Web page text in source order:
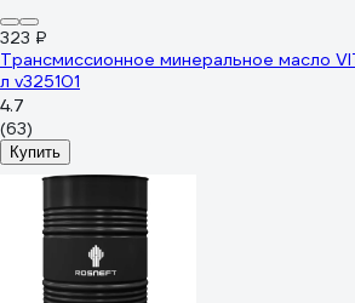
323 ₽
Трансмиссионное минеральное масло
л v325101
4.7
(63)
Купить